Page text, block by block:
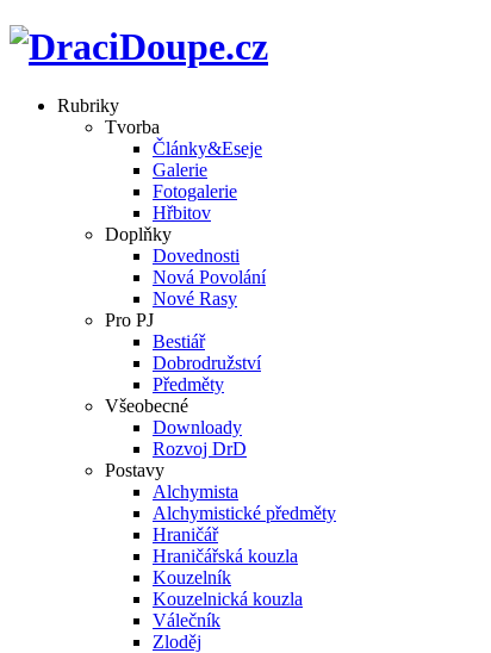
Rubriky
Tvorba
Články&Eseje
Galerie
Fotogalerie
Hřbitov
Doplňky
Dovednosti
Nová Povolání
Nové Rasy
Pro PJ
Bestiář
Dobrodružství
Předměty
Všeobecné
Downloady
Rozvoj DrD
Postavy
Alchymista
Alchymistické předměty
Hraničář
Hraničářská kouzla
Kouzelník
Kouzelnická kouzla
Válečník
Zloděj